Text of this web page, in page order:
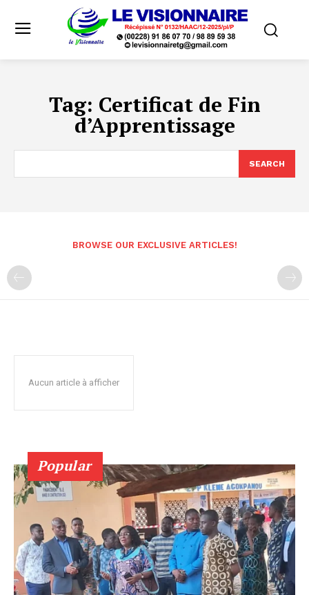
Tag: Certificat de Fin
d’Apprentissage
SEARCH
BROWSE OUR EXCLUSIVE ARTICLES!
Aucun article à afficher
Popular